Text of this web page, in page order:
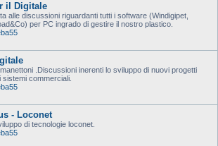
il Digitale
alle discussioni riguardanti tutti i software (Windigipet,
per PC ingrado di gestire il nostro plastico.
.Discussioni inerenti lo sviluppo di nuovi progetti
commerciali.
- Loconet
di tecnologie loconet.